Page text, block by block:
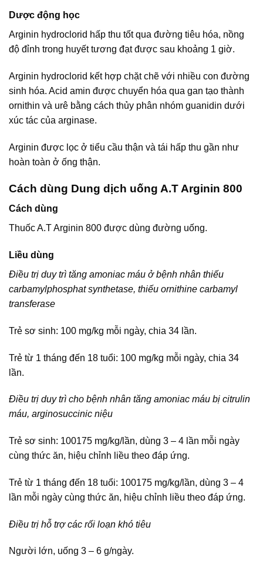
Dược động học
Arginin hydroclorid hấp thu tốt qua đường tiêu hóa, nồng
độ đỉnh trong huyết tương đạt được sau khoảng 1 giờ.
Arginin hydroclorid kết hợp chặt chẽ với nhiều con đường
sinh hóa. Acid amin được chuyển hóa qua gan tạo thành
ornithin và urê bằng cách thủy phân nhóm guanidin dưới
xúc tác của arginase.
Arginin được lọc ở tiểu cầu thận và tái hấp thu gần như
hoàn toàn ở ống thận.
Cách dùng Dung dịch uống A.T Arginin 800
Cách dùng
Thuốc A.T Arginin 800 được dùng đường uống.
Liều dùng
Điều trị duy trì tăng amoniac máu ở bệnh nhân thiếu
carbamylphosphat synthetase, thiếu ornithine carbamyl
transferase
Trẻ sơ sinh: 100 mg/kg mỗi ngày, chia 34 lần.
Trẻ từ 1 tháng đến 18 tuổi: 100 mg/kg mỗi ngày, chia 34
lần.
Điều trị duy trì cho bệnh nhân tăng amoniac máu bị citrulin
máu, arginosuccinic niệu
Trẻ sơ sinh: 100175 mg/kg/lần, dùng 3 – 4 lần mỗi ngày
cùng thức ăn, hiệu chỉnh liều theo đáp ứng.
Trẻ từ 1 tháng đến 18 tuổi: 100175 mg/kg/lần, dùng 3 – 4
lần mỗi ngày cùng thức ăn, hiệu chỉnh liều theo đáp ứng.
Điều trị hỗ trợ các rối loạn khó tiêu
Người lớn, uống 3 – 6 g/ngày.